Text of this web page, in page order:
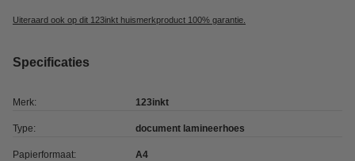
Uiteraard ook op dit 123inkt huismerkproduct 100% garantie.
Specificaties
Merk: 123inkt
Type: document lamineerhoes
Papierformaat: A4